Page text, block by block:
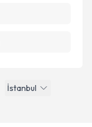
İstanbul